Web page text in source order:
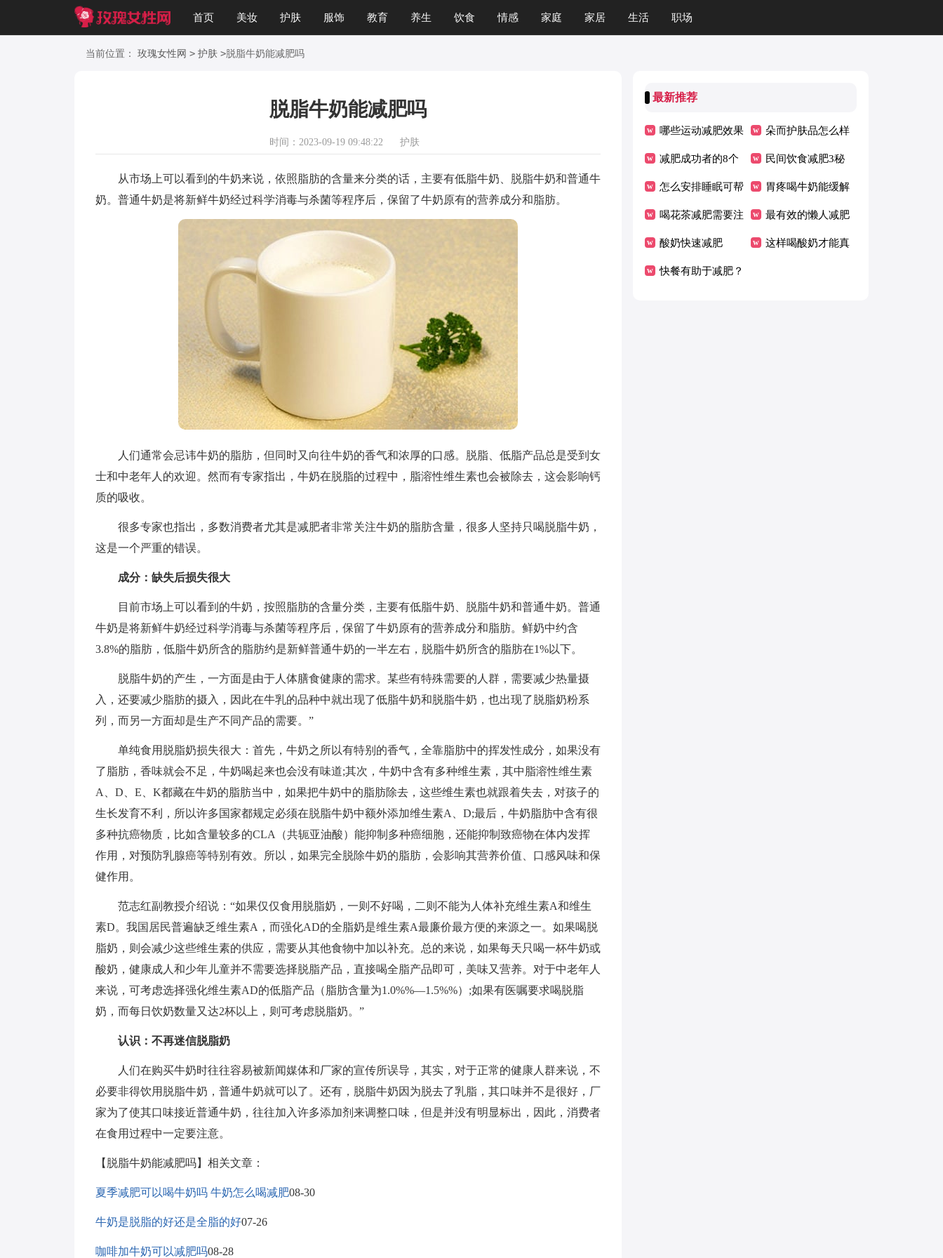
首页 美妆 护肤 服饰 教育 养生 饮食 情感 家庭 家居 生活 职场
美文 知识 起名
当前位置： 玫瑰女性网 > 护肤 >脱脂牛奶能减肥吗
脱脂牛奶能减肥吗
时间：2023-09-19 09:48:22 护肤
从市场上可以看到的牛奶来说，依照脂肪的含量来分类的话，主要有低脂牛奶、脱脂牛奶和普通牛
奶。普通牛奶是将新鲜牛奶经过科学消毒与杀菌等程序后，保留了牛奶原有的营养成分和脂肪。
人们通常会忌讳牛奶的脂肪，但同时又向往牛奶的香气和浓厚的口感。脱脂、低脂产品总是受到女
士和中老年人的欢迎。然而有专家指出，牛奶在脱脂的过程中，脂溶性维生素也会被除去，这会影响钙
质的吸收。
很多专家也指出，多数消费者尤其是减肥者非常关注牛奶的脂肪含量，很多人坚持只喝脱脂牛奶，
这是一个严重的错误。
成分：缺失后损失很大
目前市场上可以看到的牛奶，按照脂肪的含量分类，主要有低脂牛奶、脱脂牛奶和普通牛奶。普通
牛奶是将新鲜牛奶经过科学消毒与杀菌等程序后，保留了牛奶原有的营养成分和脂肪。鲜奶中约含
3.8%的脂肪，低脂牛奶所含的脂肪约是新鲜普通牛奶的一半左右，脱脂牛奶所含的脂肪在1%以下。
脱脂牛奶的产生，一方面是由于人体膳食健康的需求。某些有特殊需要的人群，需要减少热量摄
入，还要减少脂肪的摄入，因此在牛乳的品种中就出现了低脂牛奶和脱脂牛奶，也出现了脱脂奶粉系
列，而另一方面却是生产不同产品的需要。”
单纯食用脱脂奶损失很大：首先，牛奶之所以有特别的香气，全靠脂肪中的挥发性成分，如果没有
了脂肪，香味就会不足，牛奶喝起来也会没有味道;其次，牛奶中含有多种维生素，其中脂溶性维生素
A、D、E、K都藏在牛奶的脂肪当中，如果把牛奶中的脂肪除去，这些维生素也就跟着失去，对孩子的
生长发育不利，所以许多国家都规定必须在脱脂牛奶中额外添加维生素A、D;最后，牛奶脂肪中含有很
多种抗癌物质，比如含量较多的CLA（共轭亚油酸）能抑制多种癌细胞，还能抑制致癌物在体内发挥
作用，对预防乳腺癌等特别有效。所以，如果完全脱除牛奶的脂肪，会影响其营养价值、口感风味和保
健作用。
范志红副教授介绍说：“如果仅仅食用脱脂奶，一则不好喝，二则不能为人体补充维生素A和维生
素D。我国居民普遍缺乏维生素A，而强化AD的全脂奶是维生素A最廉价最方便的来源之一。如果喝脱
脂奶，则会减少这些维生素的供应，需要从其他食物中加以补充。总的来说，如果每天只喝一杯牛奶或
酸奶，健康成人和少年儿童并不需要选择脱脂产品，直接喝全脂产品即可，美味又营养。对于中老年人
来说，可考虑选择强化维生素AD的低脂产品（脂肪含量为1.0%%—1.5%%）;如果有医嘱要求喝脱脂
奶，而每日饮奶数量又达2杯以上，则可考虑脱脂奶。”
认识：不再迷信脱脂奶
人们在购买牛奶时往往容易被新闻媒体和厂家的宣传所误导，其实，对于正常的健康人群来说，不
必要非得饮用脱脂牛奶，普通牛奶就可以了。还有，脱脂牛奶因为脱去了乳脂，其口味并不是很好，厂
家为了使其口味接近普通牛奶，往往加入许多添加剂来调整口味，但是并没有明显标出，因此，消费者
在食用过程中一定要注意。
【脱脂牛奶能减肥吗】相关文章：
夏季减肥可以喝牛奶吗 牛奶怎么喝减肥08-30
牛奶是脱脂的好还是全脂的好07-26
咖啡加牛奶可以减肥吗08-28
最新推荐
哪些运动减肥效果
比较好
朵而护肤品怎么样
子
减肥成功者的8个
经验
民间饮食减肥3秘
方
怎么安排睡眠可帮
助减肥
胃疼喝牛奶能缓解
吗？
喝花茶减肥需要注
意哪些事项
最有效的懒人减肥
法 七招快速瘦身
酸奶快速减肥 这样喝酸奶才能真
快餐有助于减肥？